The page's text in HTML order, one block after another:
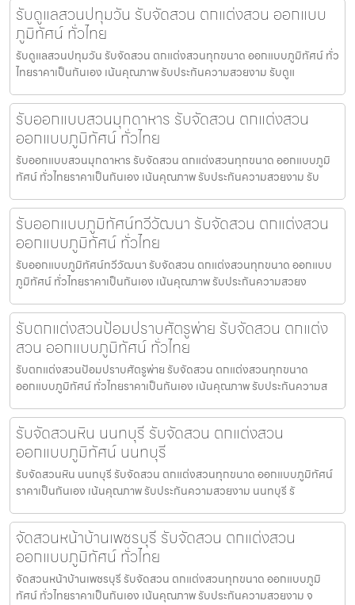
รับดูแลสวนปทุมวัน รับจัดสวน ตกแต่งสวน ออกแบบ
ภูมิทัศน์ ทั่วไทย
รับดูแลสวนปทุมวัน รับจัดสวน ตกแต่งสวนทุกขนาด ออกแบบภูมิทัศน์ ทั่ว
ไทยราคาเป็นกันเอง เน้นคุณภาพ รับประกันความสวยงาม รับดูแ
รับออกแบบสวนมุกดาหาร รับจัดสวน ตกแต่งสวน
ออกแบบภูมิทัศน์ ทั่วไทย
รับออกแบบสวนมุกดาหาร รับจัดสวน ตกแต่งสวนทุกขนาด ออกแบบภูมิ
ทัศน์ ทั่วไทยราคาเป็นกันเอง เน้นคุณภาพ รับประกันความสวยงาม รับ
รับออกแบบภูมิทัศน์ทวีวัฒนา รับจัดสวน ตกแต่งสวน
ออกแบบภูมิทัศน์ ทั่วไทย
รับออกแบบภูมิทัศน์ทวีวัฒนา รับจัดสวน ตกแต่งสวนทุกขนาด ออกแบบ
ภูมิทัศน์ ทั่วไทยราคาเป็นกันเอง เน้นคุณภาพ รับประกันความสวยง
รับตกแต่งสวนป้อมปราบศัตรูพ่าย รับจัดสวน ตกแต่ง
สวน ออกแบบภูมิทัศน์ ทั่วไทย
รับตกแต่งสวนป้อมปราบศัตรูพ่าย รับจัดสวน ตกแต่งสวนทุกขนาด
ออกแบบภูมิทัศน์ ทั่วไทยราคาเป็นกันเอง เน้นคุณภาพ รับประกันความส
รับจัดสวนหิน นนทบุรี รับจัดสวน ตกแต่งสวน
ออกแบบภูมิทัศน์ นนทบุรี
รับจัดสวนหิน นนทบุรี รับจัดสวน ตกแต่งสวนทุกขนาด ออกแบบภูมิทัศน์
ราคาเป็นกันเอง เน้นคุณภาพ รับประกันความสวยงาม นนทบุรี รั
จัดสวนหน้าบ้านเพชรบุรี รับจัดสวน ตกแต่งสวน
ออกแบบภูมิทัศน์ ทั่วไทย
จัดสวนหน้าบ้านเพชรบุรี รับจัดสวน ตกแต่งสวนทุกขนาด ออกแบบภูมิ
ทัศน์ ทั่วไทยราคาเป็นกันเอง เน้นคุณภาพ รับประกันความสวยงาม จ